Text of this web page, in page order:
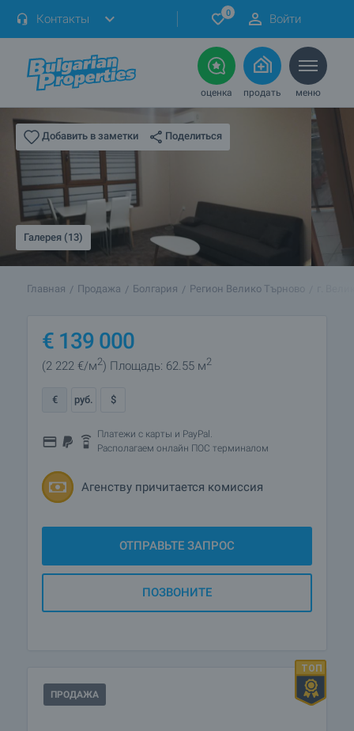
Контакты 0 Войти
оценка продать меню
Добавить в заметки Поделиться
Галерея (13)
Главная Продажа Болгария Регион Велико Търново
€ 139 000
(2 222 €/м2) Площадь: 62.55 м2
€ руб. $
Платежи с карты и PayPal.
Располагаем онлайн ПОС терминалом
Агенству причитается комиссия
ОТПРАВЬТЕ ЗАПРОС
ПОЗВОНИТЕ
ПРОДАЖА